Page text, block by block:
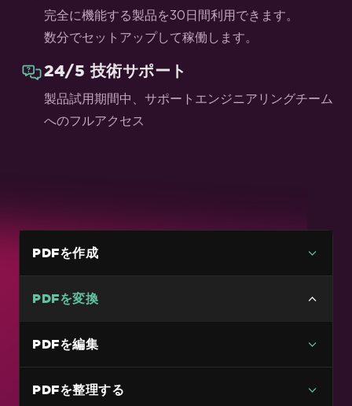
完全に機能する製品を30日間利用できます。
数分でセットアップして稼働します。
24/5 技術サポート
製品試用期間中、サポートエンジニアリングチーム
へのフルアクセス
PDFを作成
PDFを変換
多用途なPDF変換
HTML文字列をPDFに
PDFを編集
PDFを整理する